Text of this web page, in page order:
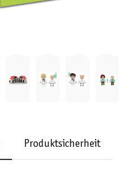
Produktsicherheit